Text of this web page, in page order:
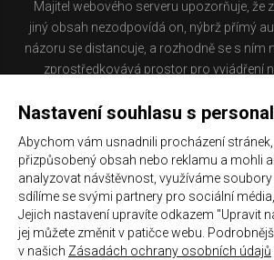
Majitel webového serveru upozorňuje, že
jiný obsah nezodpovídá on, nýbrž přímý
názoru se distancuje, a rozhodně se s ním
zprostředkovává prostor pro vyjádření
nacházíte obsahuje materiál, který
nejsou dle právní úpravy zákona č. 480/
službách informační společnosti a o
(zákon o některých službách
zejména §6 citovaného zákona,
návštěvníků těchto
Nastavení souhlasu s
Abychom vám usnadnili procházení
přizpůsobený obsah nebo reklamu a mohli
analyzovat návštěvnost, využíváme
sdílíme se svými partnery pro sociální
Jejich nastavení upravíte odkazem "Upravit
jej můžete změnit v patičce webu.
v našich Zásadách ochrany osobních údajů